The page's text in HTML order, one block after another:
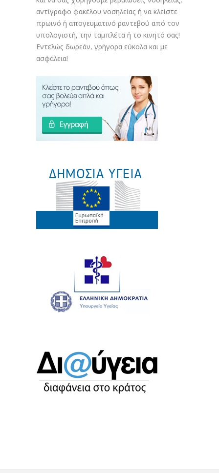
αντίγραφο φακέλου νοσηλείας ή να κλείστε
πρωινό ή απογευματινό ραντεβού από τον
υπολογιστή, την ταμπλέτα ή το κινητό σας!
Εντελώς δωρεάν, γρήγορα εύκολα και με
ασφάλεια!